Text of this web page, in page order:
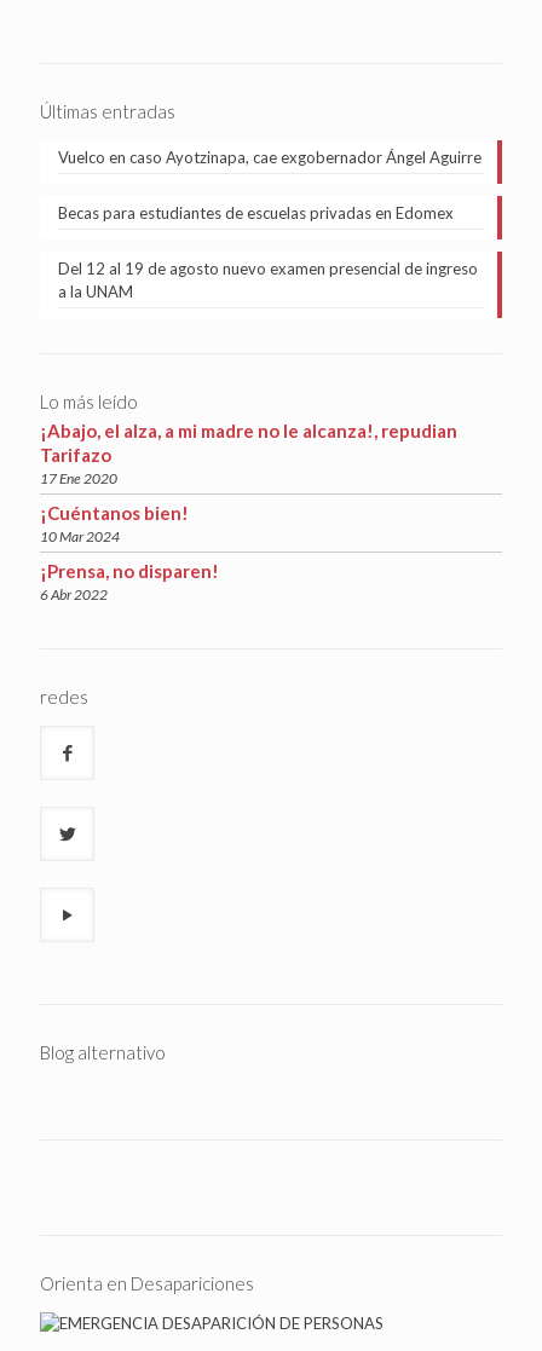
Últimas entradas
Vuelco en caso Ayotzinapa, cae exgobernador Ángel Aguirre
Becas para estudiantes de escuelas privadas en Edomex
Del 12 al 19 de agosto nuevo examen presencial de ingreso
a la UNAM
Lo más leído
¡Abajo, el alza, a mi madre no le alcanza!, repudian
Tarifazo
17 Ene 2020
¡Cuéntanos bien!
10 Mar 2024
¡Prensa, no disparen!
6 Abr 2022
redes
Blog alternativo
Orienta en Desapariciones